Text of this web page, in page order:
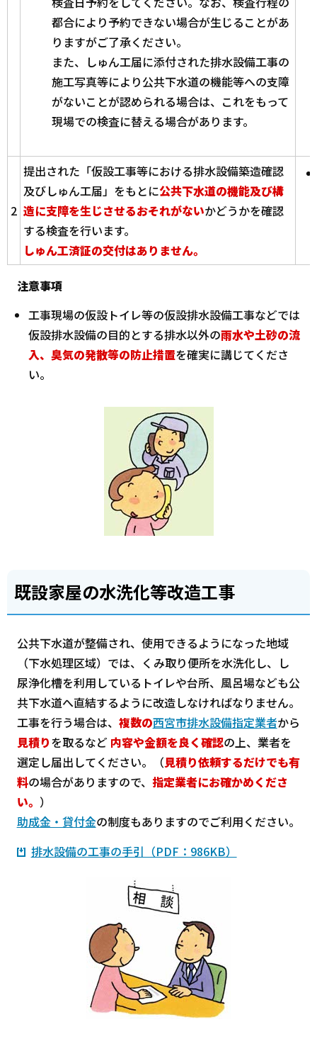
都合により予約できない場合が生じることがあ
りますがご了承ください。
また、しゅん工届に添付された排水設備工事の
施工写真等により公共下水道の機能等への支障
がないことが認められる場合は、これをもって
現場での検査に替える場合があります。
2
提出された「仮設工事等における排水設備築造確認
及びしゅん工届」をもとに公共下水道の機能及び構
造に支障を生じさせるおそれがないかどうかを確認
する検査を行います。
しゅん工済証の交付はありません。
注意事項
工事現場の仮設トイレ等の仮設排水設備工事などでは
仮設排水設備の目的とする排水以外の雨水や土砂の流
入、臭気の発散等の防止措置を確実に講じてくださ
い。
既設家屋の水洗化等改造工事
公共下水道が整備され、使用できるようになった地域
（下水処理区域）では、くみ取り便所を水洗化し、し
尿浄化槽を利用しているトイレや台所、風呂場なども公
共下水道へ直結するように改造しなければなりません。
工事を行う場合は、 複数の西宮市排水設備指定業者から
見積りを取るなど 内容や金額を良く確認の上、業者を
選定し届出してください。（見積り依頼するだけでも有
料の場合がありますので、 指定業者にお確かめくださ
い。 ）
助成金・貸付金の制度もありますのでご利用ください。
排水設備の工事の手引（PDF：986KB）